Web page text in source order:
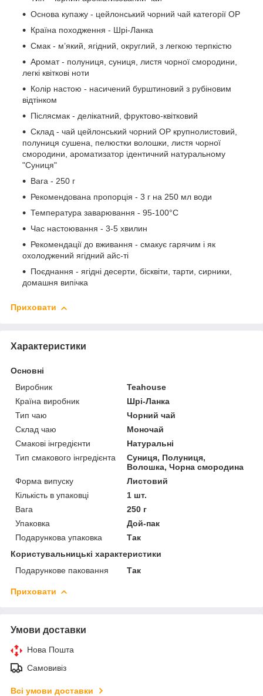
Основа купажу - цейлонський чорний чай категорії OP
Країна походження - Шрі-Ланка
Смак - м’який, ягідний, округлий, з легкою терпкістю
Аромат - полуниця, суниця, листя чорної смородини,
легкі квіткові ноти
Колір настою - насичений бурштиновий з рубіновим
відтінком
Післясмак - делікатний, фруктово-квітковий
Склад - чай цейлонський чорний OP крупнолистовий,
полуниця сушена, пелюстки волошки, листя чорної
смородини, ароматизатор ідентичний натуральному
"Суниця"
Вага - 250 г
Рекомендована пропорція - 3 г на 250 мл води
Температура заварювання - 95-100°C
Час настоювання - 3-5 хвилин
Рекомендації до вживання - смакує гарячим і як
охолоджений ягідний айс-ті
Поєднання - ягідні десерти, бісквіти, тарти, сирники,
домашня випічка
Приховати
Характеристики
Основні
Виробник
Teahouse
Країна виробник
Шрі-Ланка
Тип чаю
Чорний чай
Склад чаю
Моночай
Смакові інгредієнти
Натуральні
Тип смакового інгредієнта
Суниця, Полуниця,
Волошка, Чорна смородина
Форма випуску
Листовий
Кількість в упаковці
1 шт.
Вага
250 г
Упаковка
Дой-пак
Подарункова упаковка
Так
Користувальницькі характеристики
Подарункове паковання
Так
Приховати
Умови доставки
Нова Пошта
Самовивіз
Всі умови доставки